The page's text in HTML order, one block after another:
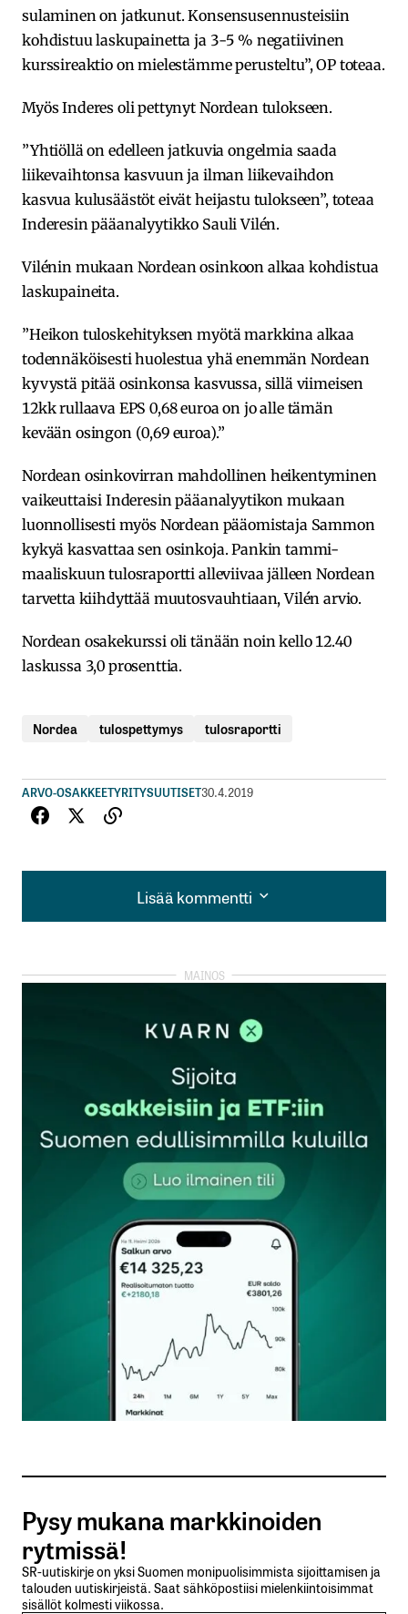
sulaminen on jatkunut. Konsensusennusteisiin
kohdistuu laskupainetta ja 3-5 % negatiivinen
kurssireaktio on mielestämme perusteltu”, OP toteaa.
Myös Inderes oli pettynyt Nordean tulokseen.
”Yhtiöllä on edelleen jatkuvia ongelmia saada
liikevaihtonsa kasvuun ja ilman liikevaihdon
kasvua kulusäästöt eivät heijastu tulokseen”, toteaa
Inderesin pääanalyytikko Sauli Vilén.
Vilénin mukaan Nordean osinkoon alkaa kohdistua
laskupaineita.
”Heikon tuloskehityksen myötä markkina alkaa
todennäköisesti huolestua yhä enemmän Nordean
kyvystä pitää osinkonsa kasvussa, sillä viimeisen
12kk rullaava EPS 0,68 euroa on jo alle tämän
kevään osingon (0,69 euroa).”
Nordean osinkovirran mahdollinen heikentyminen
vaikeuttaisi Inderesin pääanalyytikon mukaan
luonnollisesti myös Nordean pääomistaja Sammon
kykyä kasvattaa sen osinkoja. Pankin tammi-
maaliskuun tulosraportti alleviivaa jälleen Nordean
tarvetta kiihdyttää muutosvauhtiaan, Vilén arvio.
Nordean osakekurssi oli tänään noin kello 12.40
laskussa 3,0 prosenttia.
Nordea tulospettymys tulosraportti
ARVO-OSAKKEETYRITYSUUTISET30.4.2019
Lisää kommentti
Lisää kommentti
kirjautua
rekisteröityä
Sähköpostiosoitettasi ei julkaista.Pakolliset
kentät on merkitty*
Kommentti*
Nimesi tai nimimerkkisi
Sähköpostiosoitteesi
Tilaa SalkunRakentajan uutiskirje
Lähetä kommentti
Pysy mukana markkinoiden
rytmissä!
SR-uutiskirje on yksi Suomen monipuolisimmista sijoittamisen ja
talouden uutiskirjeistä. Saat sähköpostiisi mielenkiintoisimmat
sisällöt kolmesti viikossa.